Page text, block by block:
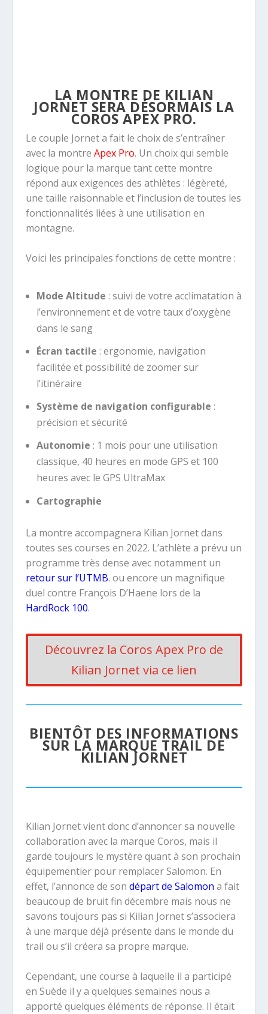
LA MONTRE DE KILIAN
JORNET SERA DÉSORMAIS LA
COROS APEX PRO.
Le couple Jornet a fait le choix de s’entraîner
avec la montre Apex Pro. Un choix qui semble
logique pour la marque tant cette montre
répond aux exigences des athlètes : légèreté,
une taille raisonnable et l’inclusion de toutes les
fonctionnalités liées à une utilisation en
montagne.
Voici les principales fonctions de cette montre :
Mode Altitude : suivi de votre acclimatation à
l’environnement et de votre taux d’oxygène
dans le sang
Écran tactile : ergonomie, navigation
facilitée et possibilité de zoomer sur
l’itinéraire
Système de navigation configurable :
précision et sécurité
Autonomie : 1 mois pour une utilisation
classique, 40 heures en mode GPS et 100
heures avec le GPS UltraMax
Cartographie
La montre accompagnera Kilian Jornet dans
toutes ses courses en 2022. L’athlète a prévu un
programme très dense avec notamment un
retour sur l’UTMB. ou encore un magnifique
duel contre François D’Haene lors de la
HardRock 100.
Découvrez la Coros Apex Pro de
Kilian Jornet via ce lien
BIENTÔT DES INFORMATIONS
SUR LA MARQUE TRAIL DE
KILIAN JORNET
Kilian Jornet vient donc d’annoncer sa nouvelle
collaboration avec la marque Coros, mais il
garde toujours le mystère quant à son prochain
équipementier pour remplacer Salomon. En
effet, l’annonce de son départ de Salomon a fait
beaucoup de bruit fin décembre mais nous ne
savons toujours pas si Kilian Jornet s’associera
à une marque déjà présente dans le monde du
trail ou s’il créera sa propre marque.
Cependant, une course à laquelle il a participé
en Suède il y a quelques semaines nous a
apporté quelques éléments de réponse. Il était